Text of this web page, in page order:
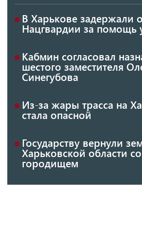
В Харькове задержали
Нацгвардии за помощь
Кабмин согласовал
шестого заместителя
Синегубова
Из-за жары трасса на
стала опасной
Государству вернули
Харьковской области
городищем